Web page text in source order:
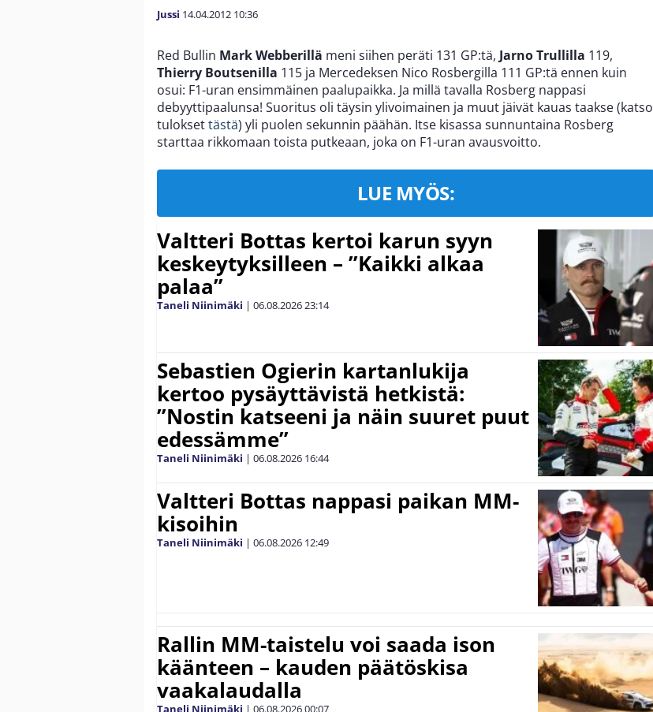
Jussi 14.04.2012 10:36
Red Bullin Mark Webberillä meni siihen peräti 131 GP:tä, Jarno Trullilla 119,
Thierry Boutsenilla 115 ja Mercedeksen Nico Rosbergilla 111 GP:tä ennen kuin
osui: F1-uran ensimmäinen paalupaikka. Ja millä tavalla Rosberg nappasi
debyyttipaalunsa! Suoritus oli täysin ylivoimainen ja muut jäivät kauas taakse (katso
tuloksettästä) yli puolen sekunnin päähän. Itse kisassa sunnuntaina Rosberg
starttaa rikkomaan toista putkeaan, joka on F1-uran avausvoitto.
LUE MYÖS:
Valtteri Bottas kertoi karun syyn
keskeytyksilleen – ”Kaikki alkaa
palaa”
Taneli Niinimäki | 06.08.202623:14
Sebastien Ogierin kartanlukija
kertoo pysäyttävistä hetkistä:
”Nostin katseeni ja näin suuret puut
edessämme”
Taneli Niinimäki | 06.08.2026 16:44
Valtteri Bottas nappasi paikan MM-
kisoihin
Taneli Niinimäki | 06.08.2026 12:49
Rallin MM-taistelu voi saada ison
käänteen – kauden päätöskisa
vaakalaudalla
Taneli Niinimäki | 06.08.202600:07